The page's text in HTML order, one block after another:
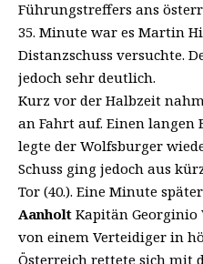
Führungstreffers ans
35. Minute war es Martin
Distanzschuss versuchte.
jedoch sehr deutlich.
Kurz vor der Halbzeit
an Fahrt auf. Einen langen
legte der Wolfsburger
Schuss ging jedoch aus
Tor (40.). Eine Minute
Aanholt Kapitän Georginio
von einem Verteidiger in
Österreich rettete sich mit